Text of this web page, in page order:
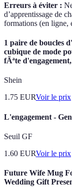
Erreurs à éviter :
d’apprentissage de
formations (en ligne,
1 paire de boucles
cubique de mode
fÃªte
Shein
1.75 EURVoir le prix
L'engagement -
Seuil GF
1.60 EURVoir le prix
Future Wife Mug
Wedding Gift